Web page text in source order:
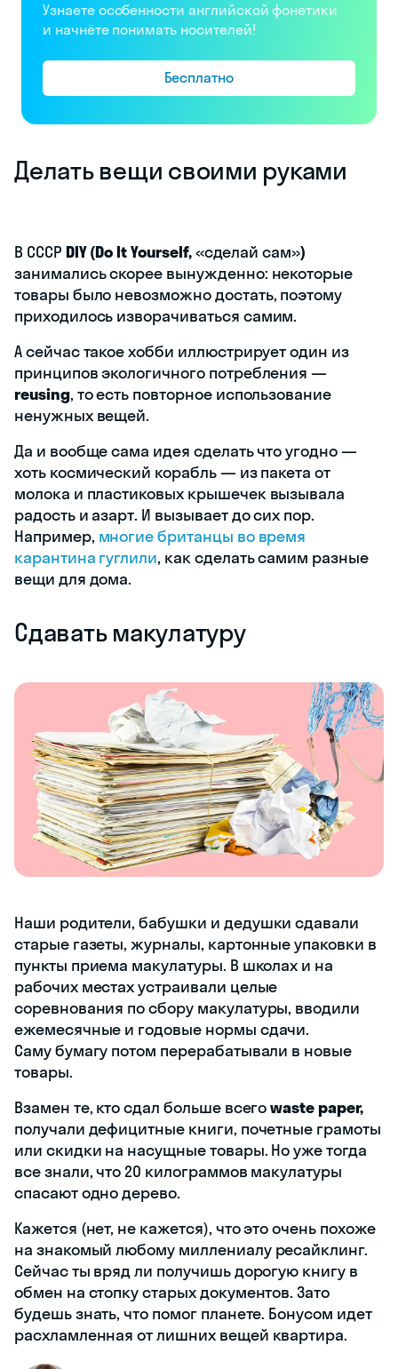
Узнаете особенности английской фонетики
и начнёте понимать носителей!
Бесплатно
Делать вещи своими руками
В СССР DIY (Do It Yourself,«сделай сам»)
занимались скорее вынужденно: некоторые
товары было невозможно достать, поэтому
приходилось изворачиваться самим.
А сейчас такое хобби иллюстрирует один из
принципов экологичного потребления —
reusing, то есть повторное использование
ненужных вещей.
Да и вообще сама идея сделать что угодно —
хоть космический корабль — из пакета от
молока и пластиковых крышечек вызывала
радость и азарт. И вызывает до сих пор.
Например, многие британцы во время
карантина гуглили, как сделать самим разные
вещи для дома.
Сдавать макулатуру
Наши родители, бабушки и дедушки сдавали
старые газеты, журналы, картонные упаковки в
пункты приема макулатуры. В школах и на
рабочих местах устраивали целые
соревнования по сбору макулатуры, вводили
ежемесячные и годовые нормы сдачи.
Саму бумагу потом перерабатывали в новые
товары.
Взамен те, кто сдал больше всегоwaste paper,
получали дефицитные книги, почетные грамоты
или скидки на насущные товары. Но уже тогда
все знали, что 20 килограммов макулатуры
спасают одно дерево.
Кажется (нет, не кажется), что это очень похоже
на знакомый любому миллениалу ресайклинг.
Сейчас ты вряд ли получишь дорогую книгу в
обмен на стопку старых документов. Зато
будешь знать, что помог планете. Бонусом идет
расхламленная от лишних вещей квартира.